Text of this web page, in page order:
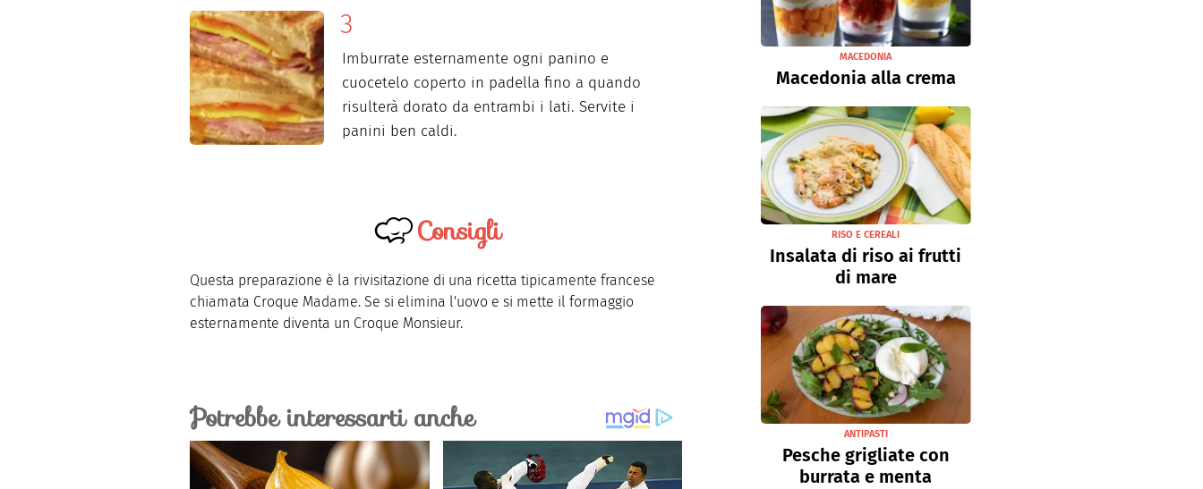
Imburrate esternamente ogni panino e
cuocetelo coperto in padella fino a quando
risulterà dorato da entrambi i lati. Servite i
panini ben caldi.
Consigli
Questa preparazione è la rivisitazione di una ricetta tipicamente francese
chiamata Croque Madame. Se si elimina l'uovo e si mette il formaggio
esternamente diventa un Croque Monsieur.
MACEDONIA
Macedonia alla crema
RISO E CEREALI
Insalata di riso ai frutti
di mare
ANTIPASTI
Pesche grigliate con
burrata e menta